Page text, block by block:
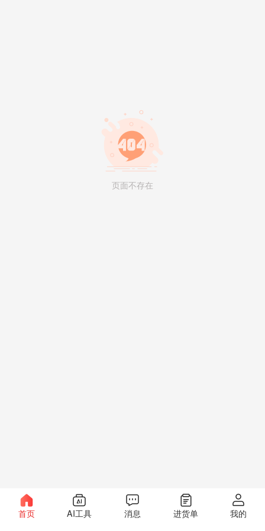
页面不存在
首页 AI工具 消息 进货单 我的